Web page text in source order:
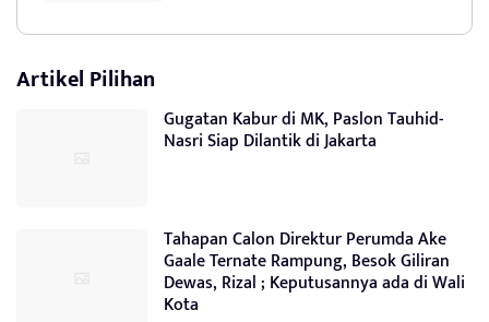
Artikel Pilihan
Gugatan Kabur di MK, Paslon Tauhid-
Nasri Siap Dilantik di Jakarta
Tahapan Calon Direktur Perumda Ake
Gaale Ternate Rampung, Besok Giliran
Dewas, Rizal ; Keputusannya ada di Wali
Kota